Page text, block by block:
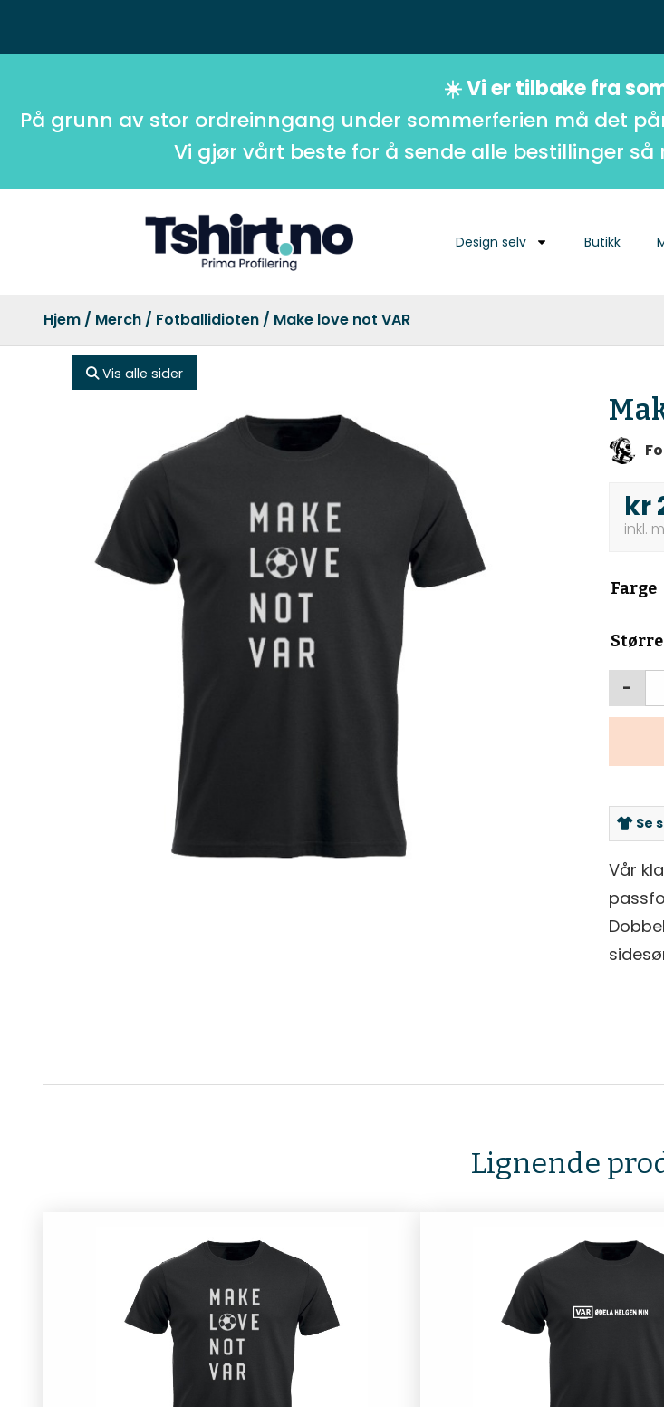
☀️ Vi er tilbake fra
På grunn av stor ordreinngang under sommerferien må det
Vi gjør vårt beste for å sende alle bestillinger
Design selv Butikk
Hjem / Merch / Fotballidioten / Make love not VAR
Vis alle sider
kr
Farge
-
Se
Vår
Lignende